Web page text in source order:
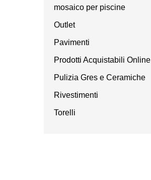
mosaico per piscine
Outlet
Pavimenti
Prodotti Acquistabili Online
Pulizia Gres e Ceramiche
Rivestimenti
Torelli